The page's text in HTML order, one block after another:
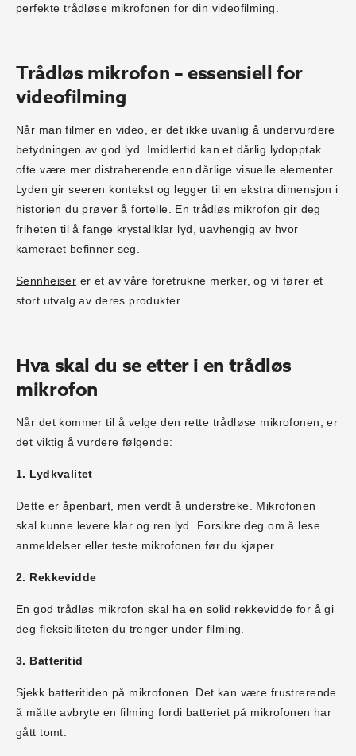
perfekte trådløse mikrofonen for din videofilming.
Trådløs mikrofon – essensiell for
videofilming
Når man filmer en video, er det ikke uvanlig å undervurdere
betydningen av god lyd. Imidlertid kan et dårlig lydopptak
ofte være mer distraherende enn dårlige visuelle elementer.
Lyden gir seeren kontekst og legger til en ekstra dimensjon i
historien du prøver å fortelle. En trådløs mikrofon gir deg
friheten til å fange krystallklar lyd, uavhengig av hvor
kameraet befinner seg.
Sennheiser er et av våre foretrukne merker, og vi fører et
stort utvalg av deres produkter.
Hva skal du se etter i en trådløs
mikrofon
Når det kommer til å velge den rette trådløse mikrofonen, er
det viktig å vurdere følgende:
1. Lydkvalitet
Dette er åpenbart, men verdt å understreke. Mikrofonen
skal kunne levere klar og ren lyd. Forsikre deg om å lese
anmeldelser eller teste mikrofonen før du kjøper.
2. Rekkevidde
En god trådløs mikrofon skal ha en solid rekkevidde for å gi
deg fleksibiliteten du trenger under filming.
3. Batteritid
Sjekk batteritiden på mikrofonen. Det kan være frustrerende
å måtte avbryte en filming fordi batteriet på mikrofonen har
gått tomt.